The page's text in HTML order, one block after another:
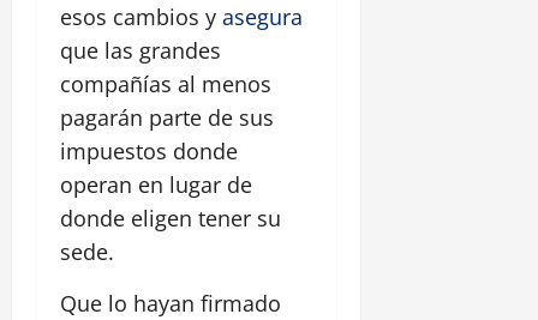
esos cambios y asegura
que las grandes
compañías al menos
pagarán parte de sus
impuestos donde
operan en lugar de
donde eligen tener su
sede.
Que lo hayan firmado